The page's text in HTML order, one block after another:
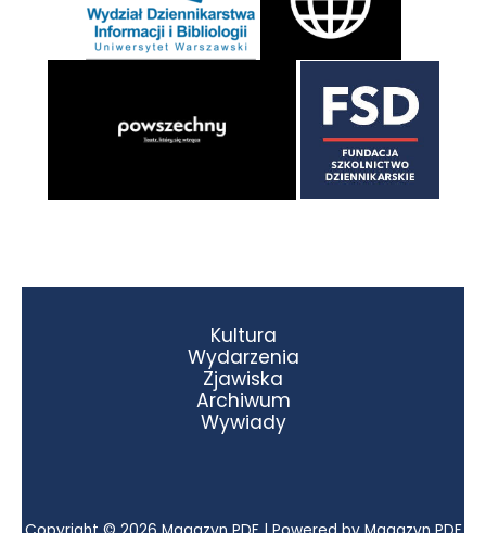
Kultura
Wydarzenia
Zjawiska
Archiwum
Wywiady